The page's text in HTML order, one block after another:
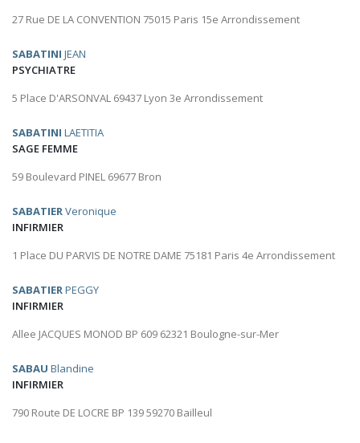
27 Rue DE LA CONVENTION 75015 Paris 15e Arrondissement
SABATINI JEAN
PSYCHIATRE
5 Place D'ARSONVAL 69437 Lyon 3e Arrondissement
SABATINI LAETITIA
SAGE FEMME
59 Boulevard PINEL 69677 Bron
SABATIERVeronique
INFIRMIER
1 Place DU PARVIS DE NOTRE DAME 75181 Paris 4e Arrondissement
SABATIERPEGGY
INFIRMIER
Allee JACQUES MONOD BP 609 62321 Boulogne-sur-Mer
SABAU Blandine
INFIRMIER
790 Route DE LOCRE BP 139 59270 Bailleul